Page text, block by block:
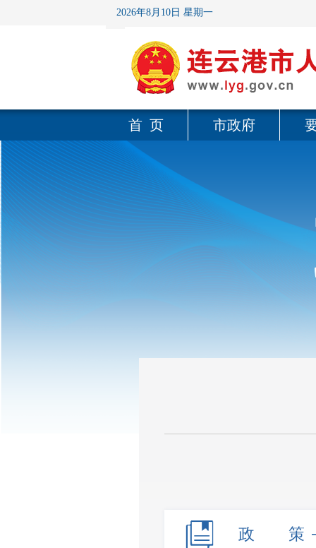
2026年8月10日 星期一
首 页 市政府
政 策